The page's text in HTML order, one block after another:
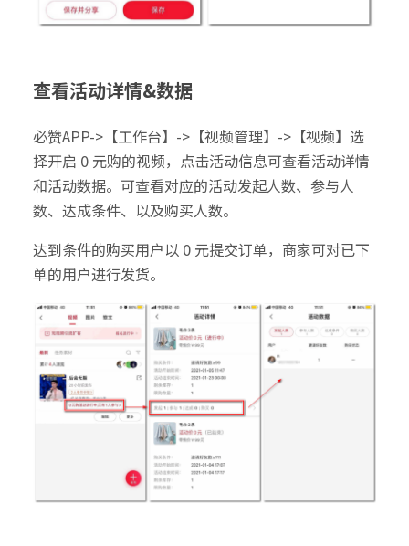
查看活动详情&数据
必赞APP->【工作台】->【视频管理】->【视频】选
择开启 0 元购的视频，点击活动信息可查看活动详情
和活动数据。可查看对应的活动发起人数、参与人
数、达成条件、以及购买人数。
达到条件的购买用户以 0 元提交订单，商家可对已下
单的用户进行发货。